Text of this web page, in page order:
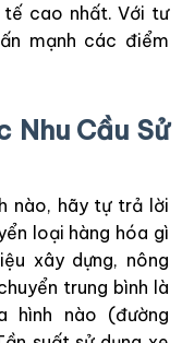
tế cao nhất. Với tư
mạnh các điểm
Nhu Cầu Sử
nào, hãy tự trả lời
loại hàng hóa gì
xây dựng, nông
trung bình là
hình nào (đường